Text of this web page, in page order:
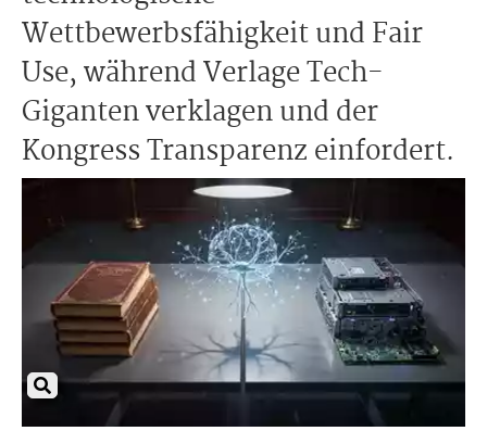
Wettbewerbsfähigkeit und Fair
Use, während Verlage Tech-
Giganten verklagen und der
Kongress Transparenz einfordert.